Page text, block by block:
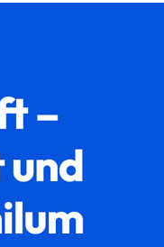
– finden Sie ➡️